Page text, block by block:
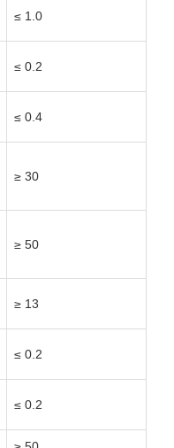
≤ 1.0
≤ 0.2
≤ 0.4
≥ 30
≥ 50
≥ 13
≤ 0.2
≤ 0.2